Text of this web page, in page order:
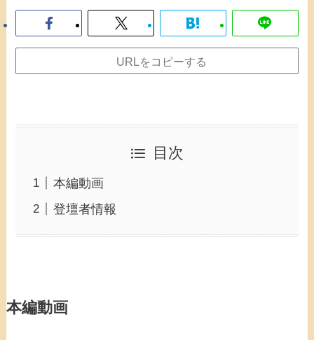
URLをコピーする
目次
本編動画
登壇者情報
本編動画